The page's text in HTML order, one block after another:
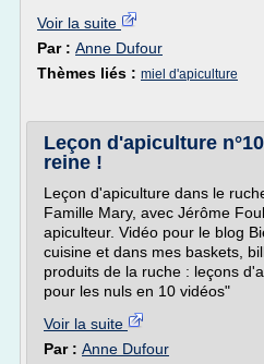
Voir la suite
Par : Anne Dufour
Thèmes liés : miel d'apiculture
Leçon d'apiculture
reine !
Leçon d'apiculture dans le
Famille Mary, avec Jérôme
apiculteur. Vidéo pour le blog
cuisine et dans mes baskets,
produits de la ruche : leçons
pour les nuls en 10 vidéos"
Voir la suite
Par : Anne Dufour